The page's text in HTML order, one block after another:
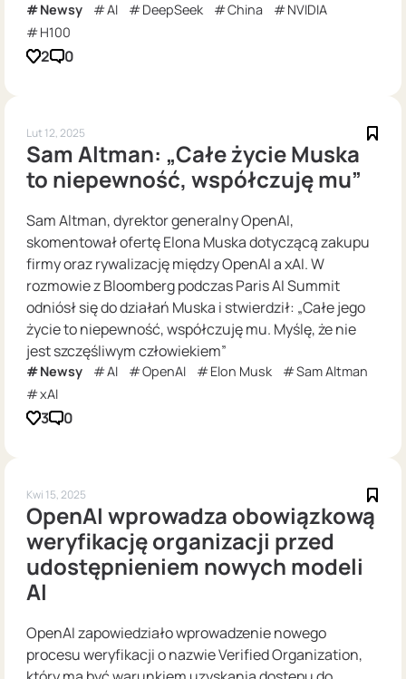
Newsy AI DeepSeek China
NVIDIA
H100
2 0
Lut 12, 2025
Sam Altman: „Całe życie Muska
to niepewność, współczuję mu”
Sam Altman, dyrektor generalny OpenAI,
skomentował ofertę Elona Muska dotyczącą zakupu
firmy oraz rywalizację między OpenAI a xAI. W
rozmowie z Bloomberg podczas Paris AI Summit
odniósł się do działań Muska i stwierdził: „Całe jego
życie to niepewność, współczuję mu. Myślę, że nie
jest szczęśliwym człowiekiem”
Newsy AI OpenAI Elon Musk
Sam Altman
xAI
3 0
Kwi 15, 2025
OpenAI wprowadza obowiązkową
weryfikację organizacji przed
udostępnieniem nowych modeli
AI
OpenAI zapowiedziało wprowadzenie nowego
procesu weryfikacji o nazwie Verified Organization,